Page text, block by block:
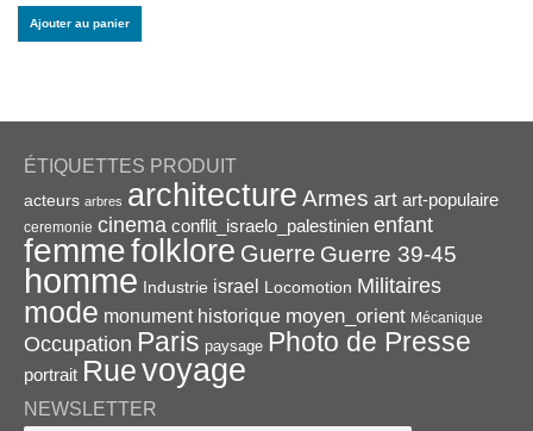
Ajouter au panier
ÉTIQUETTES PRODUIT
acteurs arbres architecture Armes art art-populaire
ceremonie cinema conflit_israelo_palestinien enfant
femmefolklore Guerre Guerre 39-45
homme Industrie israel Locomotion Militaires
mode monument historique moyen_orient Mécanique
Occupation Paris paysage Photo de Presse
portrait Ruevoyage
NEWSLETTER